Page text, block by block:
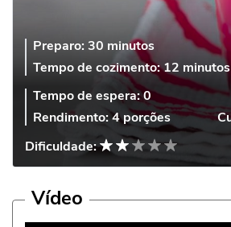
Preparo: 30 minutos
Tempo de cozimento:12 minutos
Tempo de espera:0
Rendimento:4 porções
Dificuldade:
Vídeo